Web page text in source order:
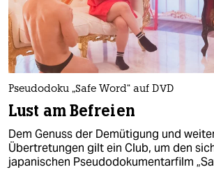
Pseudodoku „Safe Word“ auf DVD
Lust am Befreien
Dem Genuss der Demütigung und
Übertretungen gilt ein Club, um den
japanischen Pseudodokumentarfilm